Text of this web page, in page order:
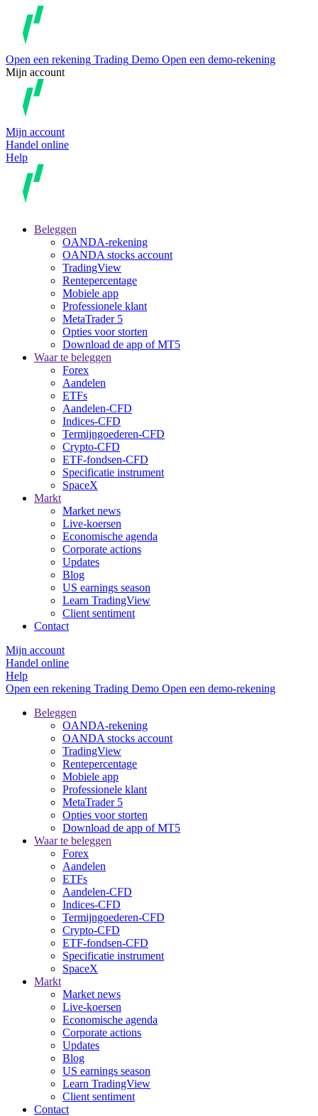
Open een rekening Trading Demo Open een demo-rekening
Mijn account
Mijn account
Handel online
Help
Beleggen
OANDA-rekening
OANDA stocks account
TradingView
Rentepercentage
Mobiele app
Professionele klant
MetaTrader 5
Opties voor storten
Download de app of MT5
Waar te beleggen
Forex
Aandelen
ETFs
Aandelen-CFD
Indices-CFD
Termijngoederen-CFD
Crypto-CFD
ETF-fondsen-CFD
Specificatie instrument
SpaceX
Markt
Market news
Live-koersen
Economische agenda
Corporate actions
Updates
Blog
US earnings season
Learn TradingView
Client sentiment
Contact
Mijn account
Handel online
Help
Open een rekening Trading Demo Open een demo-rekening
Beleggen
OANDA-rekening
OANDA stocks account
TradingView
Rentepercentage
Mobiele app
Professionele klant
MetaTrader 5
Opties voor storten
Download de app of MT5
Waar te beleggen
Forex
Aandelen
ETFs
Aandelen-CFD
Indices-CFD
Termijngoederen-CFD
Crypto-CFD
ETF-fondsen-CFD
Specificatie instrument
SpaceX
Markt
Market news
Live-koersen
Economische agenda
Corporate actions
Updates
Blog
US earnings season
Learn TradingView
Client sentiment
Contact